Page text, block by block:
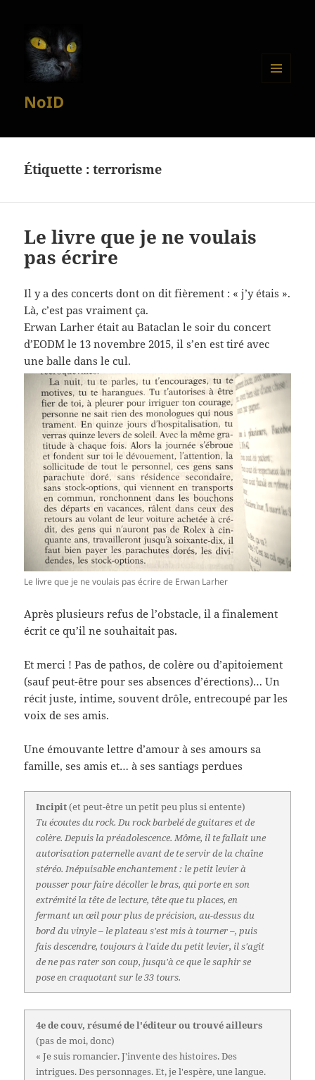
NoID
Étiquette :terrorisme
Le livre que je ne voulais
pas écrire
Il y a des concerts dont on dit fièrement : « j’y étais ».
Là, c’est pas vraiment ça.
Erwan Larher était au Bataclan le soir du concert
d’EODM le 13 novembre 2015, il s’en est tiré avec
une balle dans le cul.
Le livre que je ne voulais pas écrire de Erwan Larher
Après plusieurs refus de l’obstacle, il a finalement
écrit ce qu’il ne souhaitait pas.
Et merci ! Pas de pathos, de colère ou d’apitoiement
(sauf peut-être pour ses absences d’érections)… Un
récit juste, intime, souvent drôle, entrecoupé par les
voix de ses amis.
Une émouvante lettre d’amour à ses amours sa
famille, ses amis et… à ses santiags perdues
Incipit(et peut-être un petit peu plus si entente)
Tu écoutes du rock. Du rock barbelé de guitares et de
colère. Depuis la préadolescence. Môme, il te fallait une
autorisation paternelle avant de te servir de la chaîne
stéréo. Inépuisable enchantement : le petit levier à
pousser pour faire décoller le bras, qui porte en son
extrémité la tête de lecture, tête que tu places, en
fermant un œil pour plus de précision, au-dessus du
bord du vinyle – le plateau s'est mis à tourner –, puis
fais descendre, toujours à l'aide du petit levier, il s'agit
de ne pas rater son coup, jusqu'à ce que le saphir se
pose en craquotant sur le 33 tours.
4e de couv, résumé de l'éditeur ou trouvé ailleurs
(pas de moi, donc)
« Je suis romancier. J'invente des histoires. Des
intrigues. Des personnages. Et, je l'espère, une langue.